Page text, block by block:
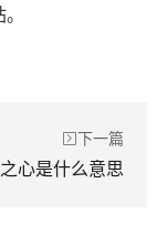
下一篇
之心是什么意思